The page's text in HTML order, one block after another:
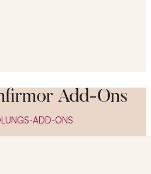
Add-Ons
ADD-ONS